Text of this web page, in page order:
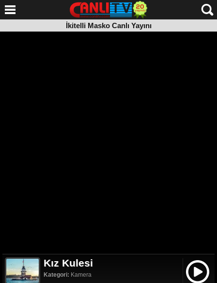
İkitelli Masko Canlı Yayını
Kız Kulesi
Kategori: Kamera